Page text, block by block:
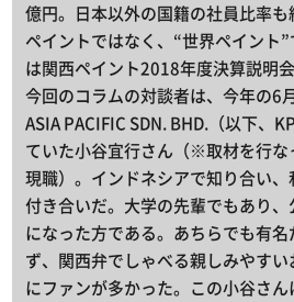
億円。日本以外の国籍の社員比率
ペイントではなく、“世界ペイント
は関西ペイント2018年度決算説明
今回のコラムの対談者は、今年の6
ASIA PACIFIC SDN. BHD.（以下、
ていた小谷宜行さん（※取材を行
現職）。インドネシアで知り合い
付き合いだ。大学の先輩でもあり
になった方である。あちらでも有
ず、関西弁でしゃべる親しみやす
にファンが多かった。この小谷さ